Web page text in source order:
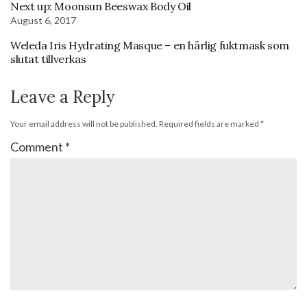
Next up: Moonsun Beeswax Body Oil
August 6, 2017
Weleda Iris Hydrating Masque – en härlig fuktmask som
slutat tillverkas
Leave a Reply
Your email address will not be published. Required fields are marked *
Comment *